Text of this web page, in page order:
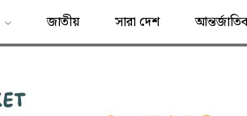
জাতীয় সারা দেশ